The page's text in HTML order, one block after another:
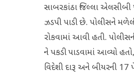
સાબરકાંઠા જિલ્લા એલસીબી
ઝડપી પાડી છે. પોલીસને
રોકવામાં આવી હતી.
ને પકડી પાડવામાં આવ્યો
વિદેશી દારૂ અને બીયરની